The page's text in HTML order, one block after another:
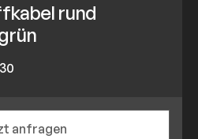
rund
anfragen